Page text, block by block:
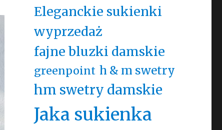
Eleganckie sukienki
wyprzedaż
fajne bluzki damskie
greenpoint h & m swetry
hm swetry damskie
Jaka sukienka